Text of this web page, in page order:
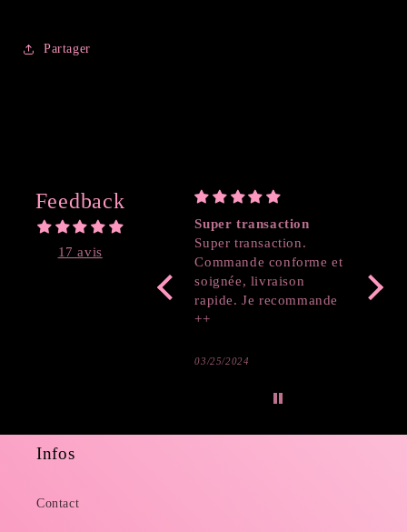
Partager
Feedback
17 avis
Super transaction
Super transaction.
Commande conforme et
soignée, livraison
rapide. Je recommande
++
03/25/2024
Infos
Contact